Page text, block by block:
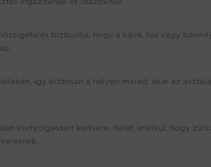
biztosítja, hogy a kávé, tea vagy
így biztosan a helyén marad, akár az
kortyolgasson kedvenc italát, anélkül, hogy